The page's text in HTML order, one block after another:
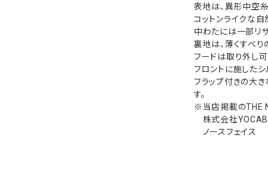
表地は、異形中空
コットンライクな自
中わたには一部リ
裏地は、薄くすべり
フードは取り外し可
フロントに施した
フラップ付きの大
す。
※当店掲載のTHE
株式会社
ノースフェイス